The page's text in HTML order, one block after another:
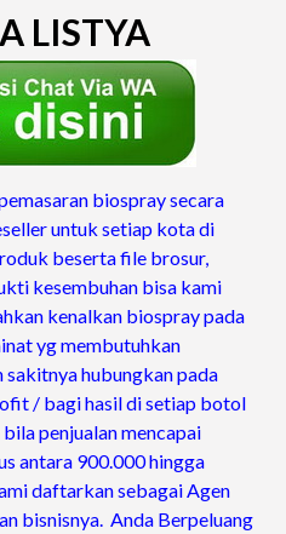
LISTYA
biospray secara
untuk setiap kota di
beserta file brosur,
kesembuhan bisa kami
kenalkan biospray pada
yg membutuhkan
hubungkan pada
/ bagi hasil di setiap botol
penjualan mencapai
antara 900.000 hingga
daftarkan sebagai Agen
bisnisnya. Anda Berpeluang